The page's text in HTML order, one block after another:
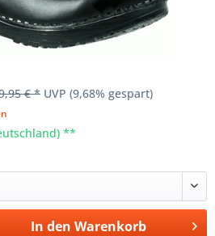
€ * UVP (9,68% gespart)
**
In den Warenkorb